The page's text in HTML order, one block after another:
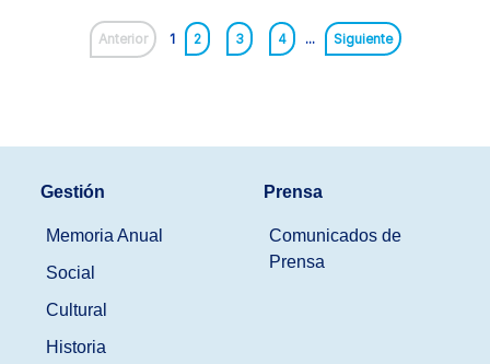
Anterior 1 2 3 4 ... Siguiente
Gestión
Memoria Anual
Social
Cultural
Historia
Prensa
Comunicados de
Prensa